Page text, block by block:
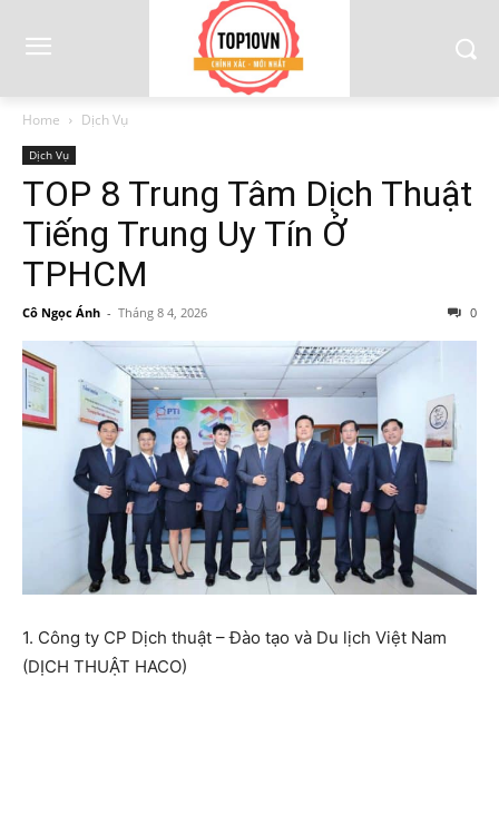
Home Dịch Vụ
Dịch Vụ
TOP 8 Trung Tâm Dịch Thuật
Tiếng Trung Uy Tín Ở
TPHCM
Cô Ngọc Ánh - Tháng 8 4, 2026 0
1. Công ty CP Dịch thuật – Đào tạo và Du lịch Việt Nam
(DỊCH THUẬT HACO)